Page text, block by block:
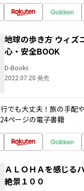
地球の歩き方 ウィズ
心・安全BOOK
D-Books
2022.07.20 発売
でも大丈夫！旅の手配
ページの電子書籍
ＡＬＯＨＡを感じる
絶景１００